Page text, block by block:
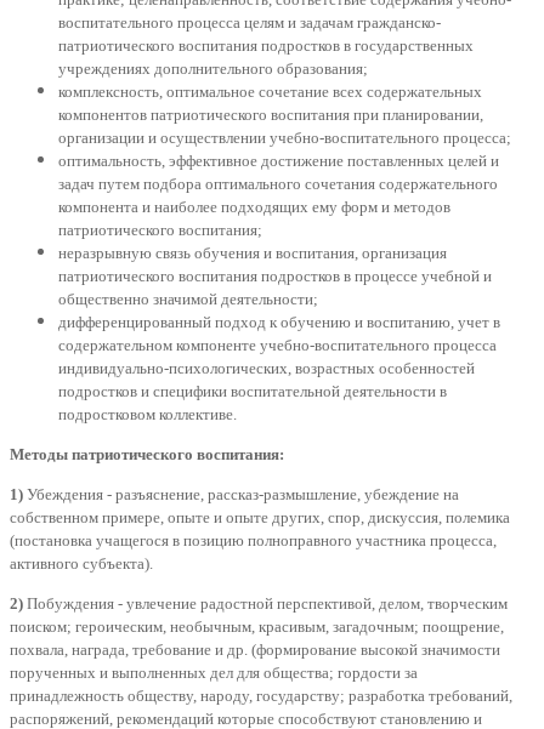
воспитательного процесса целям и задачам гражданско-
патриотического воспитания подростков в государственных
учреждениях дополнительного образования;
комплексность, оптимальное сочетание всех содержательных
компонентов патриотического воспитания при планировании,
организации и осуществлении учебно-воспитательного процесса;
оптимальность, эффективное достижение поставленных целей и
задач путем подбора оптимального сочетания содержательного
компонента и наиболее подходящих ему форм и методов
патриотического воспитания;
неразрывную связь обучения и воспитания, организация
патриотического воспитания подростков в процессе учебной и
общественно значимой деятельности;
дифференцированный подход к обучению и воспитанию, учет в
содержательном компоненте учебно-воспитательного процесса
индивидуально-психологических, возрастных особенностей
подростков и специфики воспитательной деятельности в
подростковом коллективе.
Методы патриотического воспитания:
1) Убеждения - разъяснение, рассказ-размышление, убеждение на
собственном примере, опыте и опыте других, спор, дискуссия, полемика
(постановка учащегося в позицию полноправного участника процесса,
активного субъекта).
2) Побуждения - увлечение радостной перспективой, делом, творческим
поиском; героическим, необычным, красивым, загадочным; поощрение,
похвала, награда, требование и др. (формирование высокой значимости
порученных и выполненных дел для общества; гордости за
принадлежность обществу, народу, государству; разработка требований,
распоряжений, рекомендаций которые способствуют становлению и